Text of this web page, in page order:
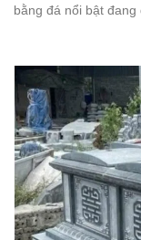
bằng đá nổi bật